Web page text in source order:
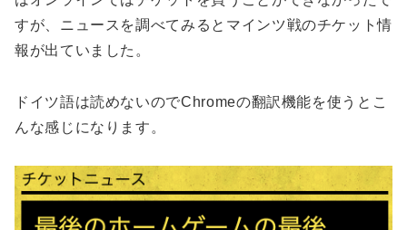
すが、ニュースを調べてみるとマインツ戦のチケット情
報が出ていました。
ドイツ語は読めないのでChromeの翻訳機能を使うとこ
んな感じになります。